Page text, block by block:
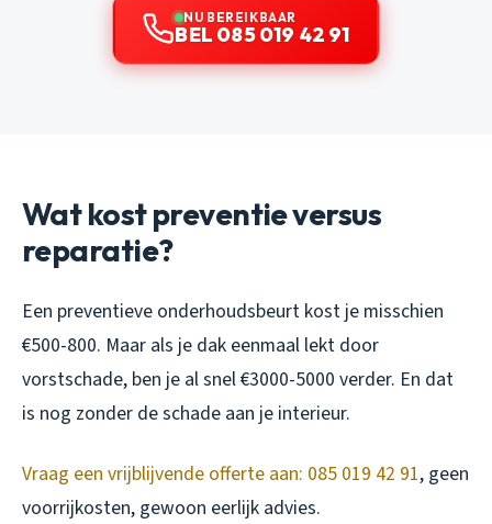
NU BEREIKBAAR
BEL 085 019 42 91
Wat kost preventie versus
reparatie?
Een preventieve onderhoudsbeurt kost je misschien
€500-800. Maar als je dak eenmaal lekt door
vorstschade, ben je al snel €3000-5000 verder. En dat
is nog zonder de schade aan je interieur.
Vraag een vrijblijvende offerte aan: 085 019 42 91, geen
voorrijkosten, gewoon eerlijk advies.